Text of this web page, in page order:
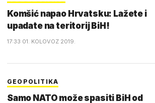
Komšić napao Hrvatsku: Lažete i
upadate na teritorij BiH!
17:33 01. KOLOVOZ 2019.
GEOPOLITIKA
Samo NATO može spasiti BiH od